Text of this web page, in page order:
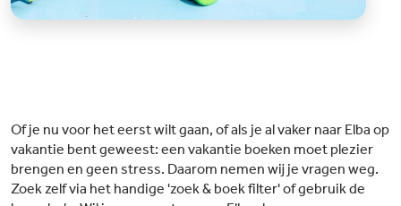
Of je nu voor het eerst wilt gaan, of als je al vaker naar Elba op
vakantie bent geweest: een vakantie boeken moet plezier
brengen en geen stress. Daarom nemen wij je vragen weg.
Zoek zelf via het handige 'zoek & boek filter' of gebruik de